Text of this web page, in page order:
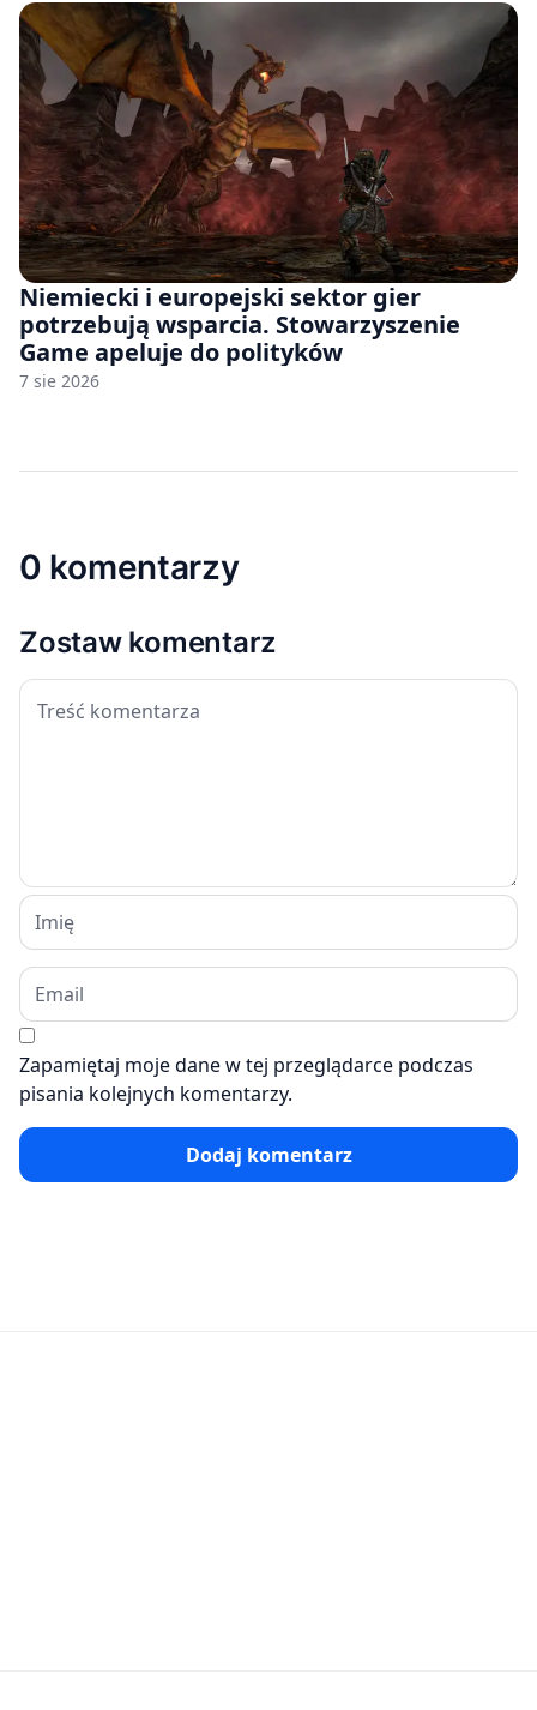
Niemiecki i europejski sektor gier
potrzebują wsparcia. Stowarzyszenie
Game apeluje do polityków
7 sie 2026
0 komentarzy
Zostaw komentarz
Zapamiętaj moje dane w tej przeglądarce podczas
pisania kolejnych komentarzy.
Dodaj komentarz